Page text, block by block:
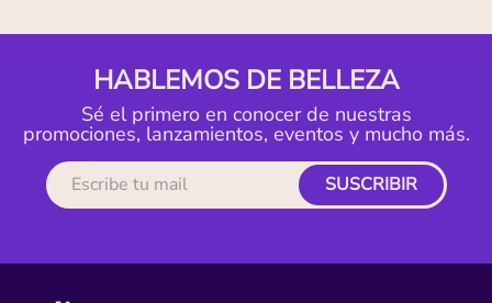
HABLEMOS DE BELLEZA
Sé el primero en conocer de nuestras
promociones, lanzamientos, eventos y mucho más.
SUSCRIBIR